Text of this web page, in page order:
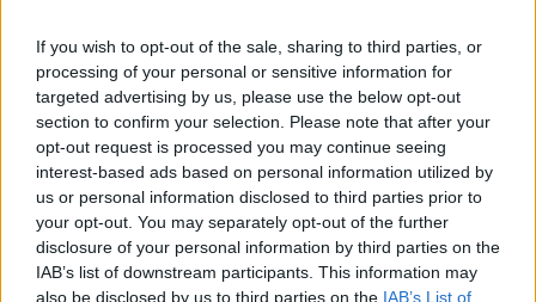
If you wish to opt-out of the sale, sharing to third parties, or
processing of your personal or sensitive information for
targeted advertising by us, please use the below opt-out
section to confirm your selection. Please note that after your
opt-out request is processed you may continue seeing
interest-based ads based on personal information utilized by
us or personal information disclosed to third parties prior to
your opt-out. You may separately opt-out of the further
disclosure of your personal information by third parties on the
IAB’s list of downstream participants. This information may
also be disclosed by us to third parties on the IAB’s List of
Möchten Sie auf dem Laufenden bleiben?
Folgen Sie uns auf
G oog
News
ZUGEHÖRIG
Themen Anästhesie Behandlung
Entfernung der mandeln Hypertrophie der tonsillen